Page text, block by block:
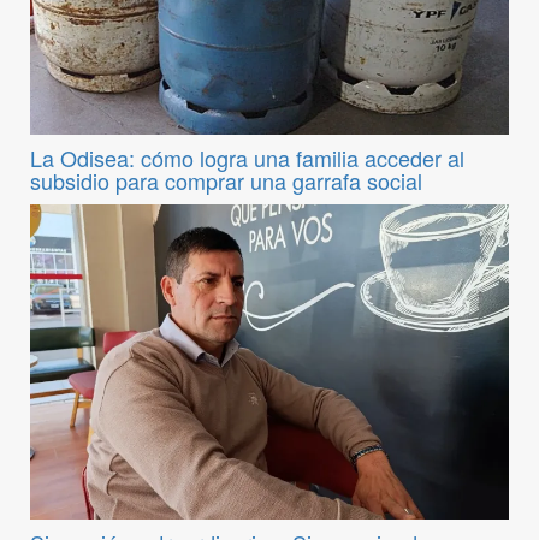
La Odisea: cómo logra una familia acceder al
subsidio para comprar una garrafa social